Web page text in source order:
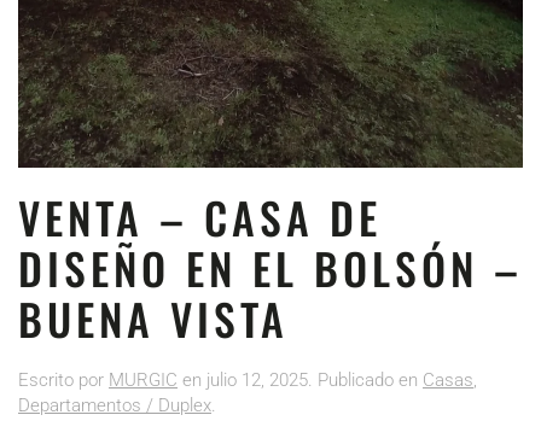
VENTA – CASA DE
DISEÑO EN EL BOLSÓN –
BUENA VISTA
Escrito por MURGIC en julio 12, 2025 . Publicado en Casas
Departamentos / Duplex